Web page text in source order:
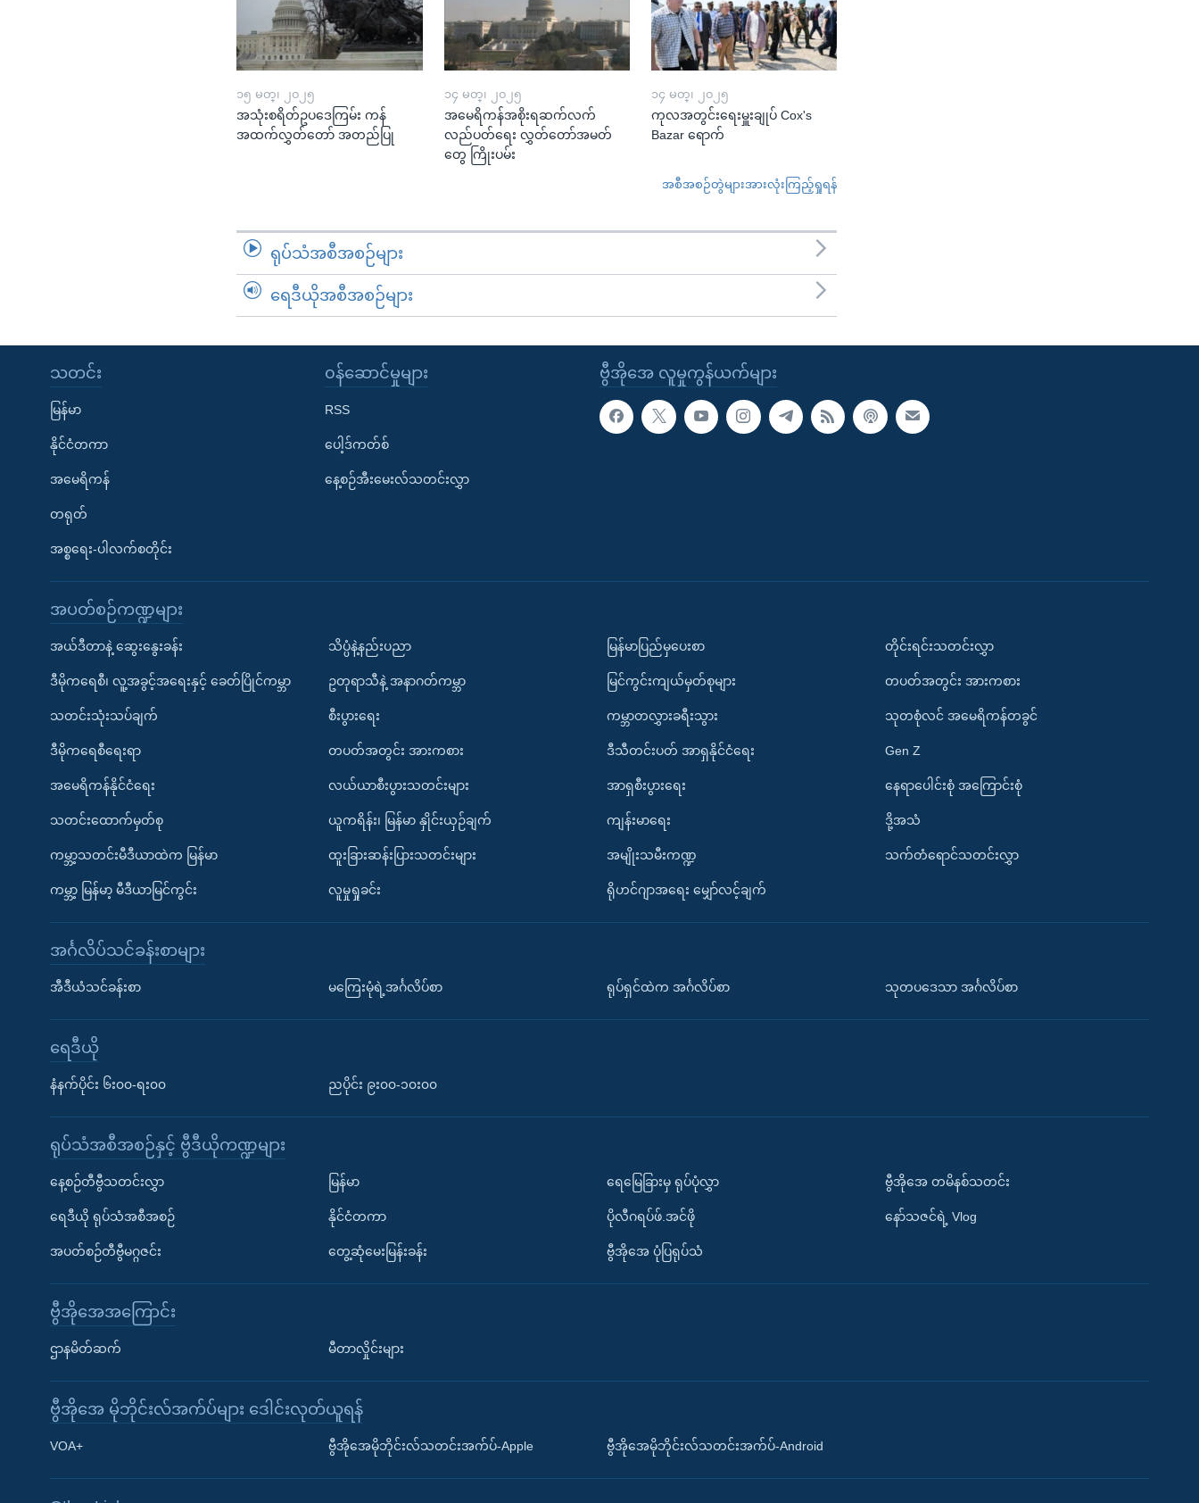
Learning English
၁၅ မတ္၊ ၂၀၂၅
အသုံးစရိတ်ဥပဒေကြမ်း ကန်
အထက်လွှတ်တော် အတည်ပြု
၁၄ မတ္၊ ၂၀၂၅
အမေရိကန်အစိုးရဆက်လက်
လည်ပတ်ရေး လွှတ်တော်အမတ်
တွေ ကြိုးပမ်း
၁၄ မတ္၊ ၂၀၂၅
ကုလအတွင်းရေးမှူးချုပ် Cox's
Bazar ရောက်
အစီအစဉ်တွဲများအားလုံးကြည့်ရှုရန်
ရုပ်သံအစီအစဉ်များ
ရေဒီယိုအစီအစဉ်များ
ဗွီအိုအေ လူမှုကွန်ယက်များ
သတင်း
မြန်မာ
နိုင်ငံတကာ
အမေရိကန်
တရုတ်
အစ္စရေး-ပါလက်စတိုင်း
၀န်ဆောင်မှုများ
RSS
ပေါ့ဒ်ကတ်စ်
နေ့စဉ်အီးမေးလ်သတင်းလွှာ
အပတ်စဉ်ကဏ္ဍများ
အယ်ဒီတာနဲ့ ဆွေးနွေးခန်း
ဒီမိုကရေစီ၊ လူ့အခွင့်အရေးနှင့် ခေတ်ပြိုင်ကမ္ဘာ
သတင်းသုံးသပ်ချက်
ဒီမိုကရေစီရေးရာ
အမေရိကန်နိုင်ငံရေး
သတင်းထောက်မှတ်စု
ကမ္ဘာ့သတင်းမီဒီယာထဲက မြန်မာ
ကမ္ဘာ့ မြန်မာ့ မီဒီယာမြင်ကွင်း
သိပ္ပံနဲ့နည်းပညာ
ဥတုရာသီနဲ့ အနာဂတ်ကမ္ဘာ
စီးပွားရေး
တပတ်အတွင်း အားကစား
လယ်ယာစီးပွားသတင်းများ
ယူကရိန်း၊ မြန်မာ နှိုင်းယှဉ်ချက်
ထူးခြားဆန်းပြားသတင်းများ
လူမှုရှုခင်း
မြန်မာပြည်မှပေးစာ
မြင်ကွင်းကျယ်မှတ်စုများ
ကမ္ဘာတလွှားခရီးသွား
ဒီသီတင်းပတ် အာရှနိုင်ငံရေး
အာရှစီးပွားရေး
ကျန်းမာရေး
အမျိုးသမီးကဏ္ဍ
ရိုဟင်ဂျာအရေး မျှော်လင့်ချက်
တိုင်းရင်းသတင်းလွှာ
တပတ်အတွင်း အားကစား
သုတစုံလင် အမေရိကန်တခွင်
Gen Z
နေရာပေါင်းစုံ အကြောင်းစုံ
ဒို့အသံ
သက်တံရောင်သတင်းလွှာ
အင်္ဂလိပ်သင်ခန်းစာများ
အီဒီယံသင်ခန်းစာ မကြေးမုံရဲ့အင်္ဂလိပ်စာ ရုပ်ရှင်ထဲက အင်္ဂလိပ်စာ သုတပဒေသာ အင်္ဂလိပ်စာ
ရေဒီယို
နံနက်ပိုင်း ၆း၀၀-ရး၀၀ ညပိုင်း ၉း၀၀-၁၀း၀၀
ရုပ်သံအစီအစဉ်နှင့် ဗွီဒီယိုကဏ္ဍများ
နေ့စဉ်တီဗွီသတင်းလွှာ
ရေဒီယို ရုပ်သံအစီအစဉ်
အပတ်စဉ်တီဗွီမဂ္ဂဇင်း
မြန်မာ
နိုင်ငံတကာ
တွေ့ဆုံမေးမြန်းခန်း
ရေမြေခြားမှ ရုပ်ပုံလွှာ
ပိုလီဂရပ်ဖ်.အင်ဖို
ဗွီအိုအေ ပုံပြရုပ်သံ
ဗွီအိုအေ တမိနစ်သတင်း
နော်သဇင်ရဲ့ Vlog
ဗွီအိုအေအကြောင်း
ဌာနမိတ်ဆက် မီတာလှိုင်းများ
ဗွီအိုအေ မိုဘိုင်းလ်အက်ပ်များ ဒေါင်းလုတ်ယူရန်
VOA+ ဗွီအိုအေမိုဘိုင်းလ်သတင်းအက်ပ်-Apple ဗွီအိုအေမိုဘိုင်းလ်သတင်းအက်ပ်-Android